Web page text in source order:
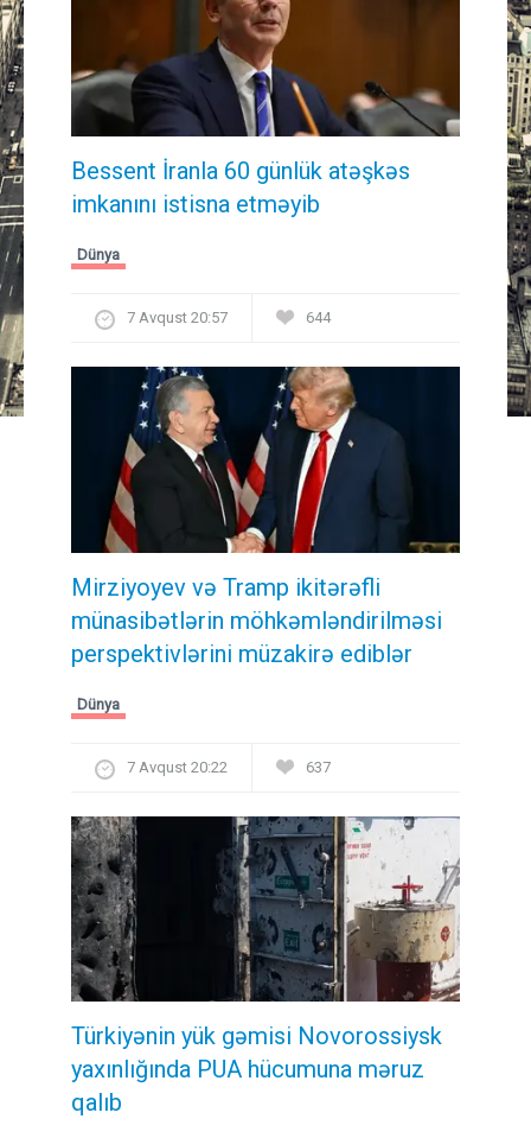
Bessent İranla 60 günlük atəşkəs
imkanını istisna etməyib
Dünya
7 Avqust 20:57 644
Mirziyoyev və Tramp ikitərəfli
münasibətlərin möhkəmləndirilməsi
perspektivlərini müzakirə ediblər
Dünya
7 Avqust 20:22 637
Türkiyənin yük gəmisi Novorossiysk
yaxınlığında PUA hücumuna məruz
qalıb